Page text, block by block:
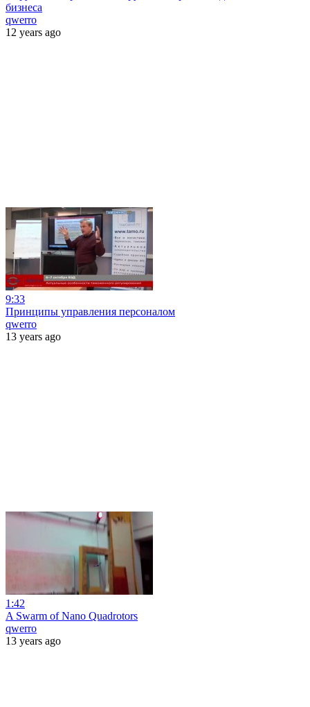
бизнеса
qwerro
12 years ago
9:33
Принципы управления персоналом
qwerro
13 years ago
1:42
A Swarm of Nano Quadrotors
qwerro
13 years ago